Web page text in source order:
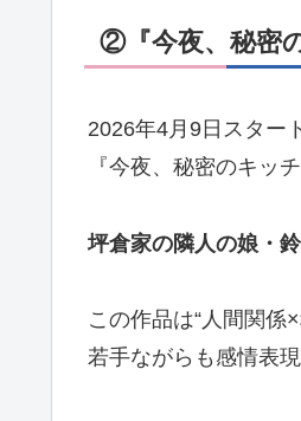
②『今夜、秘密
2026年4月9日スター
『今夜、秘密のキッ
坪倉家の隣人の娘・
この作品は“人間関係
若手ながらも感情表